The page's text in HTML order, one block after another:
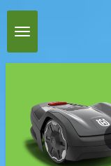
Ga
direct
naar